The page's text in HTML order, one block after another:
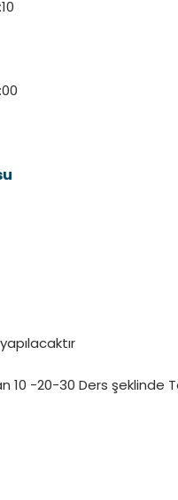
10 -20-30 Ders şeklinde